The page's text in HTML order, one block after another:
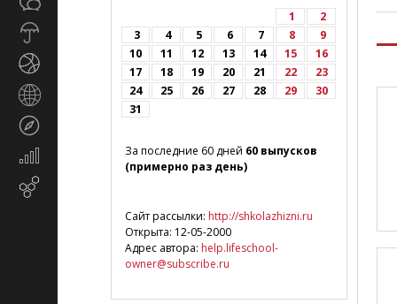
Экономика
1
2
3
4 5 6 7 8
9
10
11 12 13 14 15
16
17
18 19 20 21 22
23
24
25 26 27 28 29
30
31
За последние 60 дней 60 выпусков
(примерно раз день)
Сайт рассылки: http://shkolazhizni.ru
Открыта: 12-05-2000
Адрес автора: help.lifeschool-
owner@subscribe.ru